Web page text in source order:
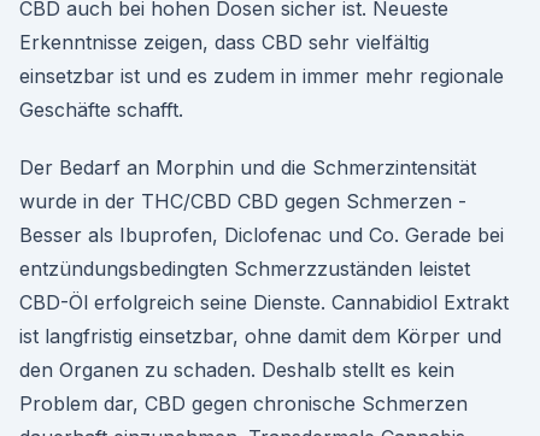
CBD auch bei hohen Dosen sicher ist. Neueste
Erkenntnisse zeigen, dass CBD sehr vielfältig
einsetzbar ist und es zudem in immer mehr regionale
Geschäfte schafft.
Der Bedarf an Morphin und die Schmerzintensität
wurde in der THC/CBD CBD gegen Schmerzen -
Besser als Ibuprofen, Diclofenac und Co. Gerade bei
entzündungsbedingten Schmerzzuständen leistet
CBD-Öl erfolgreich seine Dienste. Cannabidiol Extrakt
ist langfristig einsetzbar, ohne damit dem Körper und
den Organen zu schaden. Deshalb stellt es kein
Problem dar, CBD gegen chronische Schmerzen